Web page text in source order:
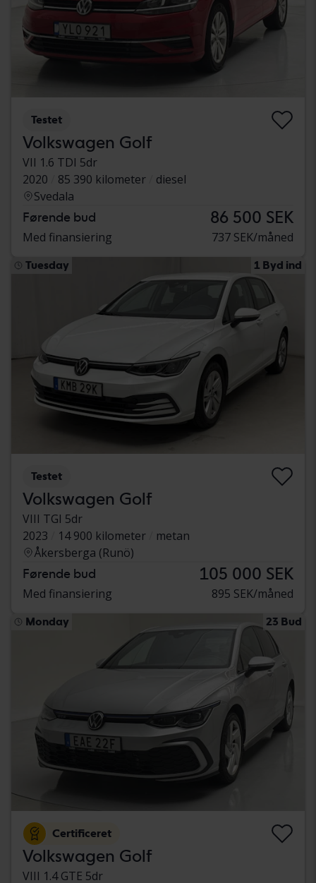
Testet
Volkswagen Golf
VII 1.6 TDI 5dr
2020
85 390 kilometer
diesel
Svedala
Førende bud 86 500 SEK
Med finansiering 737 SEK/måned
Tuesday 1 Byd ind
Testet
Volkswagen Golf
VIII TGI 5dr
2023
14 900 kilometer
metan
Åkersberga (Runö)
Førende bud 105 000 SEK
Med finansiering 895 SEK/måned
Monday 23 Bud
Certificeret
Volkswagen Golf
VIII 1.4 GTE 5dr